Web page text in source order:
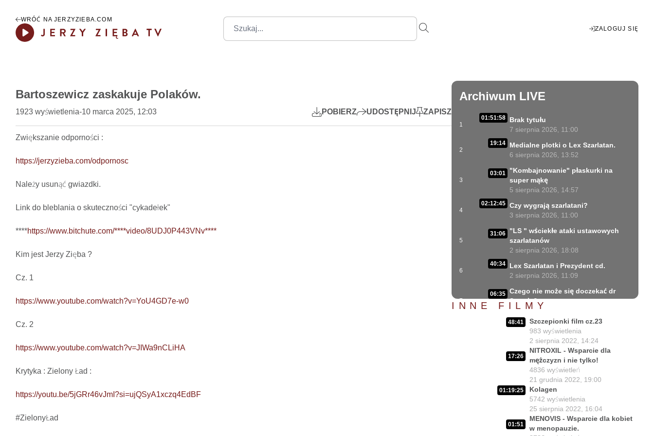
WRÓĆ NA JERZYZIEBA.COM
ZALOGUJ SIĘ
Enter
fullscreen
Bartoszewicz zaskakuje Polaków.
1923 wyświetlenia-10 marca 2025, 12:03 POBIERZ UDOSTĘPNIJ ZAPISZ
Zwiększanie odporności :
https://jerzyzieba.com/odpornosc
Należy usunąć gwiazdki.
Link do bleblania o skuteczności "cykadełek"
****https://www.bitchute.com/****video/8UDJ0P443VNv****
Kim jest Jerzy Zięba ?
Cz. 1
https://www.youtube.com/watch?v=YoU4GD7e-w0
Cz. 2
https://www.youtube.com/watch?v=JIWa9nCLiHA
Krytyka : Zielony Ład :
https://youtu.be/5jGRr46vJmI?si=ujQSyA1xczq4EdBF
#ZielonyŁad
Archiwum LIVE
1
01:51:58
Brak tytułu
7 sierpnia 2026, 11:00
2
19:14
Medialne plotki o Lex Szarlatan.
6 sierpnia 2026, 13:52
3
03:01
"Kombajnowanie" płaskurki na
super mąkę
5 sierpnia 2026, 14:57
4
02:12:45 Czy wygrają szarlatani?
3 sierpnia 2026, 11:00
5
31:06
"LS " wściekłe ataki ustawowych
szarlatanów
2 sierpnia 2026, 18:08
6
40:34
Lex Szarlatan i Prezydent cd.
2 sierpnia 2026, 11:09
7
06:35 Czego nie może się doczekać dr
Suwała?
1 sierpnia 2026, 16:01
Szczepionkowa bańka w końcu
1 sierpnia 2026, 10:02
NIESPODZIANKA u Prezydenta
Nawrockiego!!
30 lipca 2026, 15:45
Czy Prezydent uratuje chorych
Polaków?
29 lipca 2026, 11:00
02:03:47 Czy da się lepiej leczyć ?
INNE FILMY
48:41
Szczepionki film cz.23
983 wyświetlenia
2 sierpnia 2022, 14:24
17:26
NITROXIL - Wsparcie dla
mężczyzn i nie tylko!
4836 wyświetleń
21 grudnia 2022, 19:00
01:19:25
Kolagen
5742 wyświetlenia
25 sierpnia 2022, 16:04
01:51
MENOVIS - Wsparcie dla kobiet
w menopauzie.